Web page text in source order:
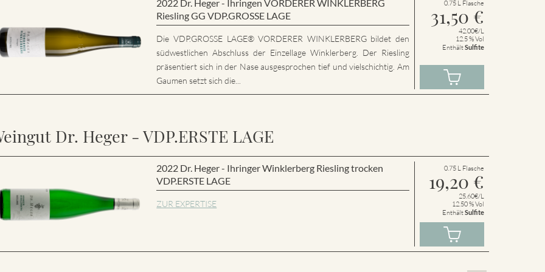
2022 Dr. Heger - Ihringen VORDERER WINKLERBERG
Riesling GG VDP.GROSSE LAGE
Die VDP.GROSSE LAGE® VORDERER WINKLERBERG bildet den
südwestlichen Abschluss der Einzellage Winklerberg. Der Riesling
präsentiert sich in der Nase ausgesprochen tief und vielschichtig. Am
Gaumen setzt sich die...
0.75 L Flasche
31,50 €
42.00€/L
12.5 % Vol
EnthältSulfite
Dr. Heger - VDP.ERSTE LAGE
2022 Dr. Heger - Ihringer Winklerberg Riesling trocken
VDP.ERSTE LAGE
ZUR EXPERTISE
0.75 L Flasche
19,20 €
25.60€/L
12.50 % Vol
EnthältSulfite